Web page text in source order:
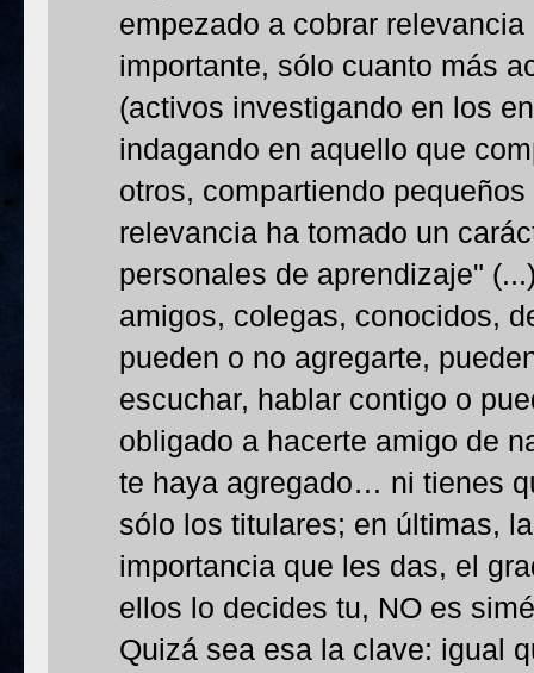
empezado a cobrar
importante, sólo cuanto más
(activos investigando en los
indagando en aquello que
otros, compartiendo
relevancia ha tomado un
personales de aprendizaje"
amigos, colegas, conocidos,
pueden o no agregarte,
escuchar, hablar contigo o
obligado a hacerte amigo de
te haya agregado… ni tienes
sólo los titulares; en últimas,
importancia que les das, el
ellos lo decides tu, NO es
Quizá sea esa la clave: igual